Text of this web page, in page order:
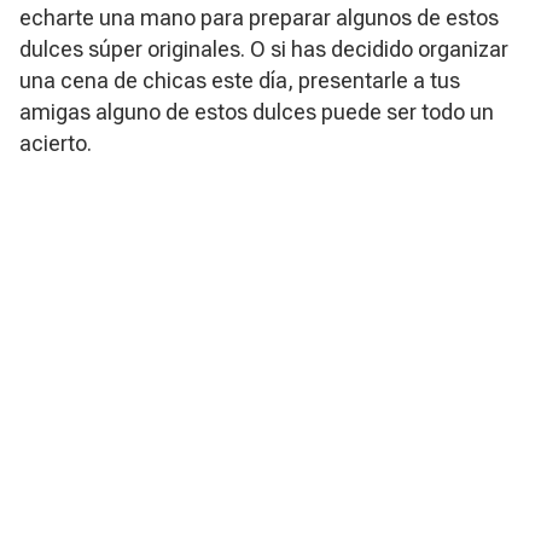
echarte una mano para preparar algunos de estos
dulces súper originales. O si has decidido organizar
una cena de chicas este día, presentarle a tus
amigas alguno de estos dulces puede ser todo un
acierto.